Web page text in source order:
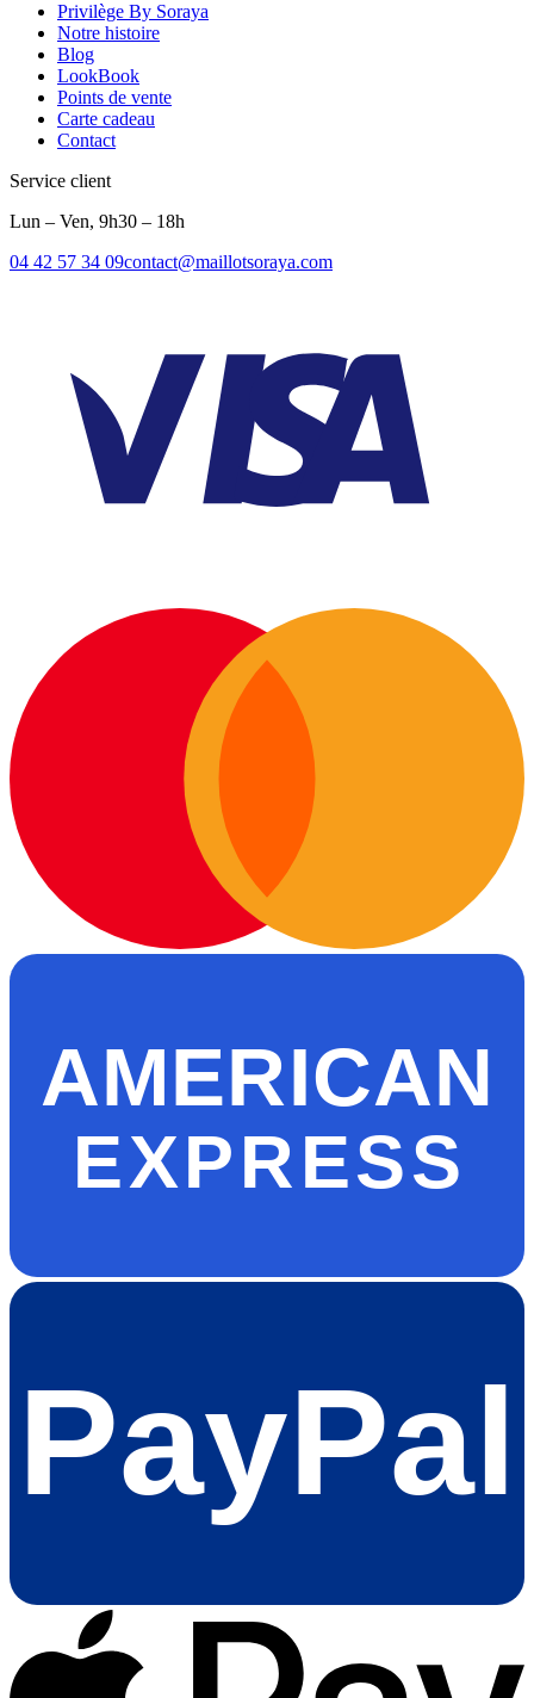
Privilège By Soraya
Notre histoire
Blog
LookBook
Points de vente
Carte cadeau
Contact
Service client
Lun – Ven, 9h30 – 18h
04 42 57 34 09contact@maillotsoraya.com
AMERICAN
EXPRESS
PayPal